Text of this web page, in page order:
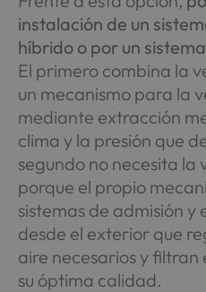
instalación de un
híbrido o por un
El primero combina la
un mecanismo para la
mediante extracción
clima y la presión que
segundo no necesita la
porque el propio
sistemas de admisión y
desde el exterior que
aire necesarios y
su óptima calidad.